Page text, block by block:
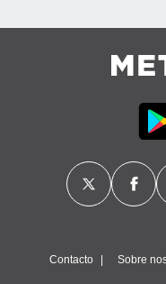
Contacto Sobre